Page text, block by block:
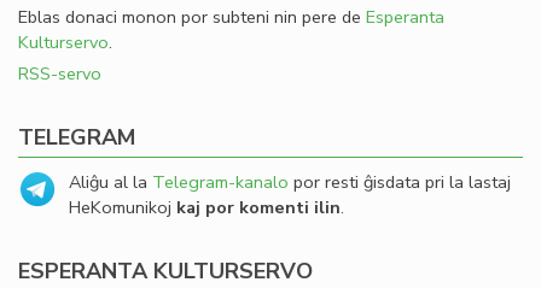
Eblas donaci monon por subteni nin pere de Esperanta
Kulturservo.
RSS-servo
TELEGRAM
Aliĝu al la Telegram-kanalo por resti ĝisdata pri la lastaj
HeKomunikoj kaj por komenti ilin.
ESPERANTA KULTURSERVO